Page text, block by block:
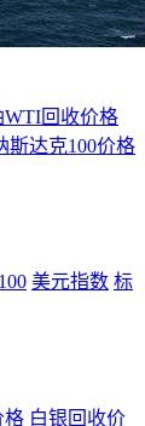
WTI回收价格
斯达克100价格
美元指数 标
格 白银回收价